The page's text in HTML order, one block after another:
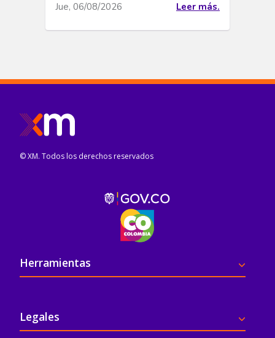
Jue, 06/08/2026 Leer más.
© XM. Todos los derechos reservados
Pie de página
Herramientas
Legales